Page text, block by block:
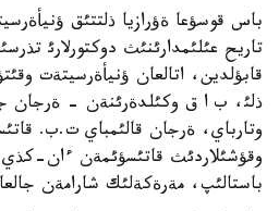
باس قوسؤعا ةؤرازيا ذلتتئق
تاريح عئلئمدارئنئث دوكتورلارئ
قابؤلدين، اتالعان ؤنيأةرسيتةت
ذلئ، ب ا ق وكئلدةرئنةن - ةرجان
وتارباي، ةرجان قالئمباي ت.ب.
وقؤشئلاردئث قاتئسؤئمةن ءان-
باستالئپ، مةرةكةلئك شارامةن